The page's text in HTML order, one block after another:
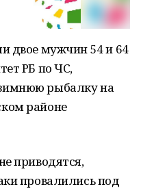
двое мужчин 54 и 64
РБ по ЧС,
рыбалку на
районе
приводятся,
провалились под